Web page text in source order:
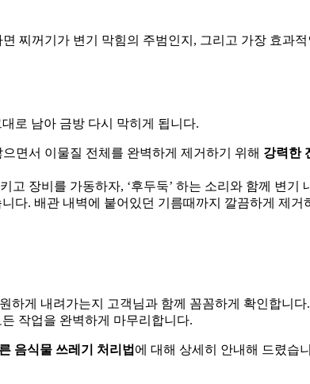
찌꺼기가 변기 막힘의 주범인지, 그리고 가장 효과
로 남아 금방 다시 막히게 됩니다.
면서 이물질 전체를 완벽하게 제거하기 위해 강력한
고 장비를 가동하자, ‘후두둑’ 하는 소리와 함께 변기
다. 배관 내벽에 붙어있던 기름때까지 깔끔하게 제거
하게 내려가는지 고객님과 함께 꼼꼼하게 확인합니다
작업을 완벽하게 마무리합니다.
음식물 쓰레기 처리법 에 대해 상세히 안내해 드렸습